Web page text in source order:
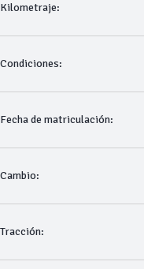
Kilometraje:
Condiciones:
Fecha de matriculación:
Cambio:
Tracción: